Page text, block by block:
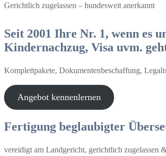
Gerichtlich zugelassen – bundesweit anerkannt
Seit 2001 Ihre Nr. 1, wenn es
Kindernachzug, Visa uvm.
Komplettpakete, Dokumentenbeschaffung,
Angebot kennenlernen
Fertigung beglaubigter
vereidigt am Landgericht, gerichtlich zugelassen